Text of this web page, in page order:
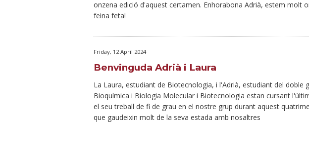
onzena edició d'aquest certamen. Enhorabona Adrià, estem molt
feina feta!
Friday, 12 April 2024
Benvinguda Adrià i Laura
La Laura, estudiant de Biotecnologia, i l'Adrià, estudiant del doble
Bioquímica i Biologia Molecular i Biotecnologia estan cursant
el seu treball de fi de grau en el nostre grup durant aquest
que gaudeixin molt de la seva estada amb nosaltres